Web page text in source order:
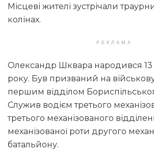
Місцеві жителі зустрічали
колінах.
РЕКЛАМА
Олександр Шквара народився 13
року. Був призваний на
першим відділом
Служив водієм третього
третього механізованого
механізованої роти другого
батальйону.